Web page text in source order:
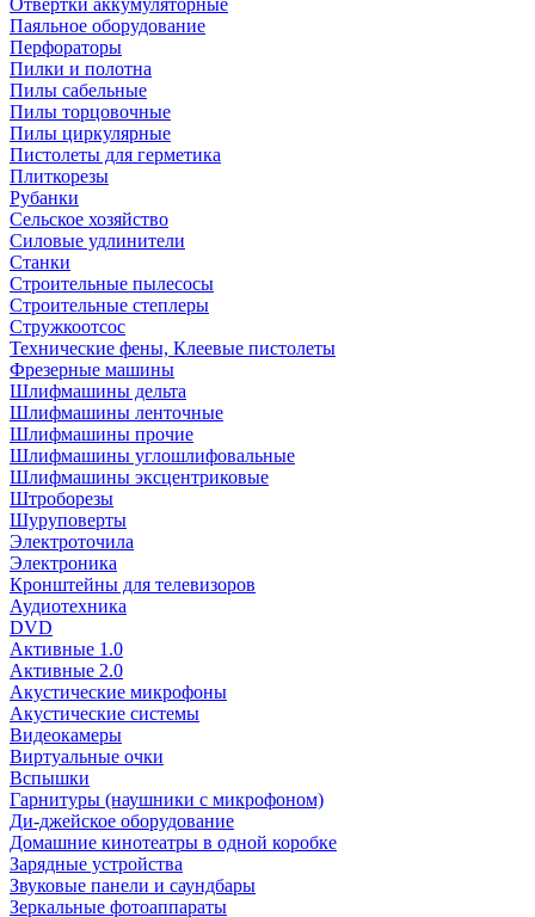
Отвертки аккумуляторные
Паяльное оборудование
Перфораторы
Пилки и полотна
Пилы сабельные
Пилы торцовочные
Пилы циркулярные
Пистолеты для герметика
Плиткорезы
Рубанки
Сельское хозяйство
Силовые удлинители
Станки
Строительные пылесосы
Строительные степлеры
Стружкоотсос
Технические фены, Клеевые пистолеты
Фрезерные машины
Шлифмашины дельта
Шлифмашины ленточные
Шлифмашины прочие
Шлифмашины углошлифовальные
Шлифмашины эксцентриковые
Штроборезы
Шуруповерты
Электроточила
Электроника
Кронштейны для телевизоров
Аудиотехника
DVD
Активные 1.0
Активные 2.0
Акустические микрофоны
Акустические системы
Видеокамеры
Виртуальные очки
Вспышки
Гарнитуры (наушники с микрофоном)
Ди-джейское оборудование
Домашние кинотеатры в одной коробке
Зарядные устройства
Звуковые панели и саундбары
Зеркальные фотоаппараты